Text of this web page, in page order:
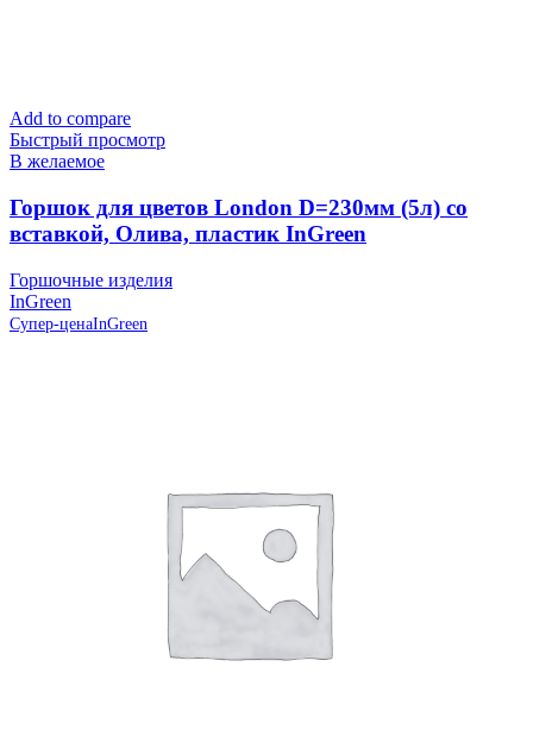
Add to compare
Быстрый просмотр
В желаемое
Горшок для цветов London D=230мм (5л) со
вставкой, Олива, пластик InGreen
Горшочные изделия
InGreen
Супер-ценаInGreen